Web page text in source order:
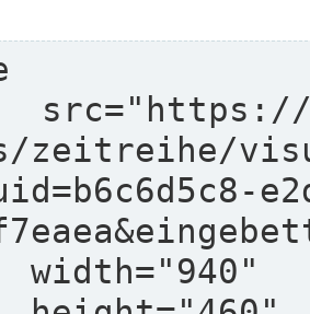
zeitreihe/